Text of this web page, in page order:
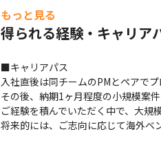
もっと見る
得られる経験・キャリア
■キャリアパス
入社直後は同チームのPMとペアで
その後、納期1ヶ月程度の小規模案
ご経験を積んでいただく中で、大規
将来的には、ご志向に応じて海外ベ